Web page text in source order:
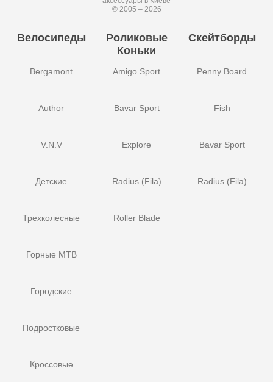
© 2005 – 2026
Велосипеды
Bergamont
Author
V.N.V
Детские
Трехколесные
Горные MTB
Городские
Подростковые
Кроссовые
Роликовые
Коньки
Amigo Sport
Bavar Sport
Explore
Radius (Fila)
Roller Blade
Скейтборды
Penny Board
Fish
Bavar Sport
Radius (Fila)